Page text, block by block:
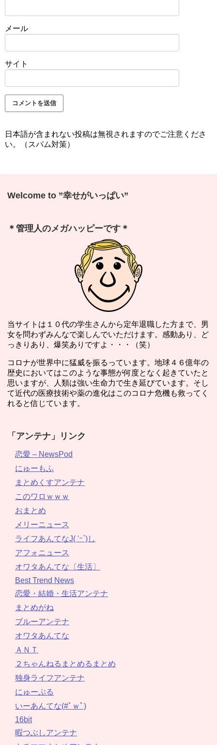
メール
サイト
日本語が含まれない投稿は無視されますのでご注意くださ
い。（スパム対策）
Welcome to ”幸せがいっぱい”
＊管理人のメガハッピーです＊
当サイトは１０代の学生さんから定年退職した方まで、男
女を問わずみんなで楽しんでいただけます。感動あり、ど
っきりあり、爆笑ありですよ・・・（笑）
コロナが世界中に猛威を振るっています。地球４６億年の
歴史においてはこのような事態が何度となく起きていたと
思いますが、人類は強い生命力で生き延びています。そし
て近代の医療技術や薬の進化はこのコロナ危機も救ってく
れると信じています。
「アンテナ」リンク
恋愛 – NewsPod
にゅーもふ
まとめくすアンテナ
このワロｗｗｗ
おまとめ
メリーニュース
ライフあんてなJ( 'ｰ`)し
アフォニュース
オワタあんてな〔生活〕
Best Trend News
恋愛・結婚・生活アンテナ
まとめがね
ブルーアンテナ
オワタあんてな
ＡＮＴ
２ちゃんねるまとめるまとめ
独身ライフアンテナ
にゅーぷる
いーあんてな(#ﾟｗﾟ)
16bit
暇つぶしアンテナ